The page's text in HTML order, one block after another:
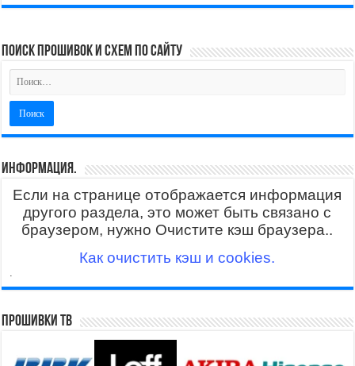
поиск прошивок и схем по сайту
Информация.
Если на странице отображается информация
другого раздела, это может быть связано с
браузером, нужно Очистите кэш браузера..
Как очистить кэш и cookies.
Прошивки ТВ